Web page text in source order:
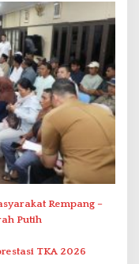
Rempang –
Putih
TKA 2026